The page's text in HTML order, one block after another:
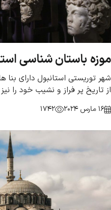
موزه باستان شناسی
شهر توریستی استانبول دارای
از تاریخ پر فراز و نشیب خود را
16 مارس 2024 1742